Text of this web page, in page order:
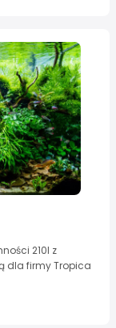
210l z
dla firmy Tropica